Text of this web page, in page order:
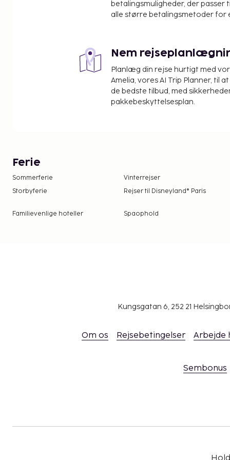
betalingsmuligheder, der passer
alle større betalingsmetoder for
Nem
Planlæg din rejse hurtigt med
Amelia, vores AI Trip Planner, til
de bedste tilbud, med
pakkebeskyttelsesplan.
Ferie
Sommerferie Vinterrejser
Storbyferie
Rejser til Disneyland® Paris
Familievenlige hoteller Spaophold
Kungsgatan 6, 252 21
Om os Rejsebetingelser Arbejde
Sembonus